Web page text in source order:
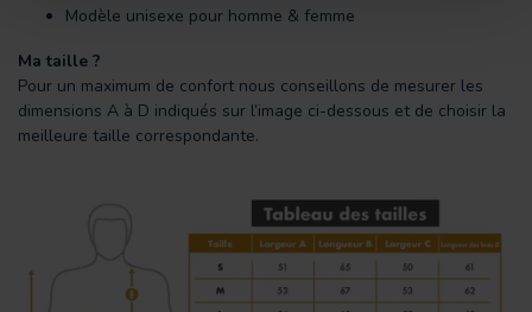
Modèle unisexe pour homme & femme
Ma taille ?
Pour un maximum de confort nous conseillons de mesurer les
dimensions A à D indiqués sur l’image ci-dessous et de choisir la
meilleure taille correspondante.